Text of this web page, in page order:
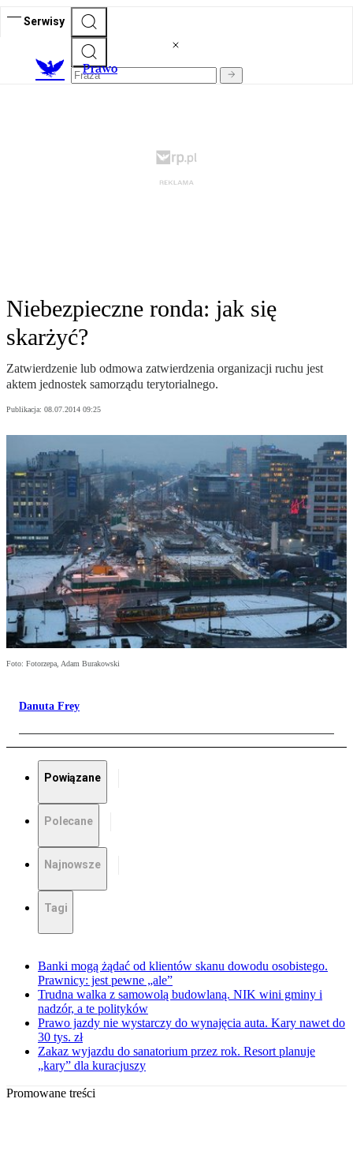
Serwisy
Prawo
Niebezpieczne ronda: jak się
skarżyć?
Zatwierdzenie lub odmowa zatwierdzenia organizacji ruchu jest
aktem jednostek samorządu terytorialnego.
Publikacja: 08.07.2014 09:25
Foto: Fotorzepa, Adam Burakowski
Danuta Frey
Powiązane
Polecane
Najnowsze
Tagi
Banki mogą żądać od klientów skanu dowodu osobistego.
Prawnicy: jest pewne „ale”
Trudna walka z samowolą budowlaną. NIK wini gminy i
nadzór, a te polityków
Prawo jazdy nie wystarczy do wynajęcia auta. Kary nawet do
30 tys. zł
Zakaz wyjazdu do sanatorium przez rok. Resort planuje
„kary” dla kuracjuszy
Promowane treści